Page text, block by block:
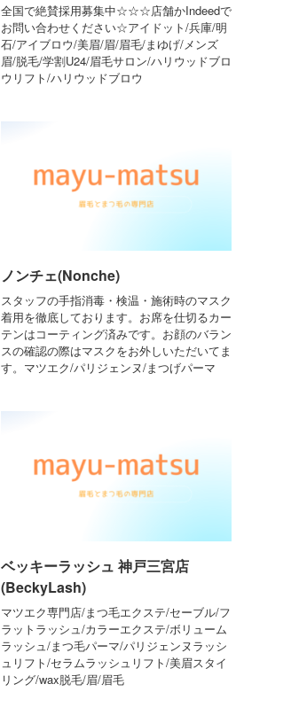
全国で絶賛採用募集中☆☆☆店舗かIndeedで
お問い合わせください☆アイドット/兵庫/明
石/アイブロウ/美眉/眉/眉毛/まゆげ/メンズ
眉/脱毛/学割U24/眉毛サロン/ハリウッドブロ
ウリフト/ハリウッドブロウ
ノンチェ(Nonche)
スタッフの手指消毒・検温・施術時のマスク
着用を徹底しております。お席を仕切るカー
テンはコーティング済みです。お顔のバラン
スの確認の際はマスクをお外しいただいてま
す。マツエク/パリジェンヌ/まつげパーマ
ベッキーラッシュ 神戸三宮店
(BeckyLash)
マツエク専門店/まつ毛エクステ/セーブル/フ
ラットラッシュ/カラーエクステ/ボリューム
ラッシュ/まつ毛パーマ/パリジェンヌラッシ
ュリフト/セラムラッシュリフト/美眉スタイ
リング/wax脱毛/眉/眉毛